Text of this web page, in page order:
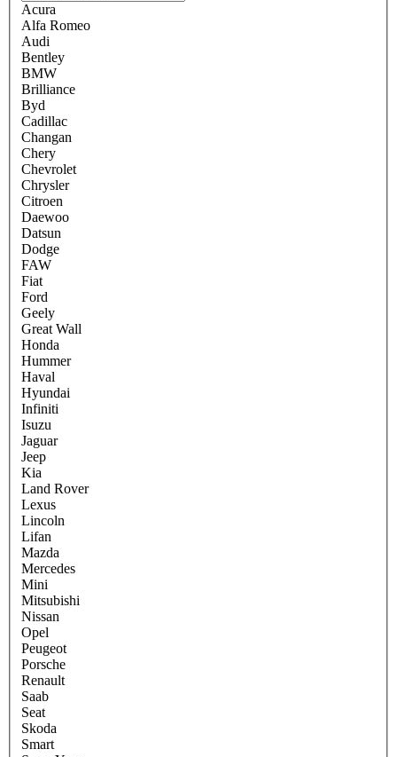
Acura
Alfa Romeo
Audi
Bentley
BMW
Brilliance
Byd
Cadillac
Changan
Chery
Chevrolet
Chrysler
Citroen
Daewoo
Datsun
Dodge
FAW
Fiat
Ford
Geely
Great Wall
Honda
Hummer
Haval
Hyundai
Infiniti
Isuzu
Jaguar
Jeep
Kia
Land Rover
Lexus
Lincoln
Lifan
Mazda
Mercedes
Mini
Mitsubishi
Nissan
Opel
Peugeot
Porsche
Renault
Saab
Seat
Skoda
Smart